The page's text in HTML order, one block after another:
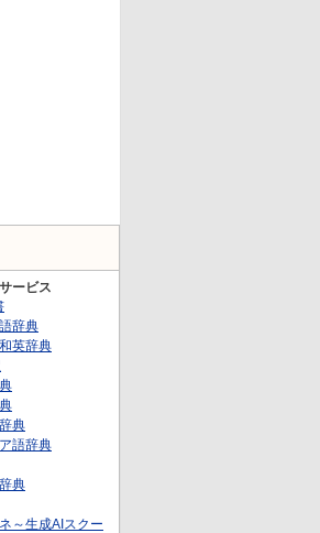
ービス
辞典
英辞典
典
語辞典
典
～生成AIスクー